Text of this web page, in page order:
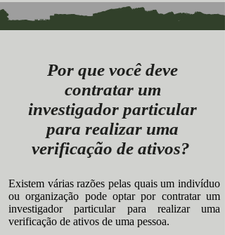
Por que você deve
contratar um
investigador particular
para realizar uma
verificação de ativos?
Existem várias razões pelas quais um indivíduo
ou organização pode optar por contratar um
investigador particular para realizar uma
verificação de ativos de uma pessoa.